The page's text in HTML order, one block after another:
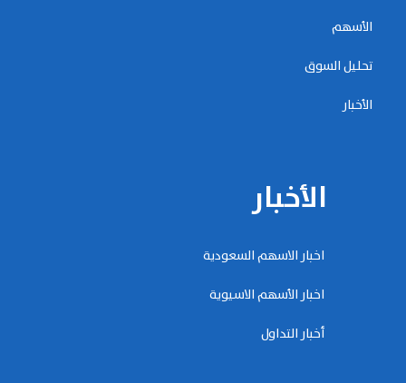
الأسهم
تحليل السوق
الأخبار
الأخبار
اخبار الاسهم السعودية
اخبار الأسهم الاسيوية
أخبار التداول